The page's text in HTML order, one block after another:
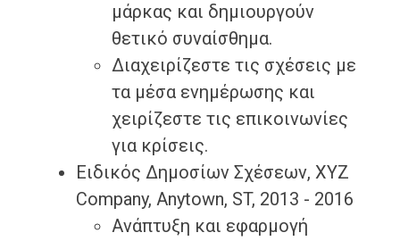
μάρκας και δημιουργούν
θετικό συναίσθημα.
Διαχειρίζεστε τις σχέσεις με
τα μέσα ενημέρωσης και
χειρίζεστε τις επικοινωνίες
για κρίσεις.
Ειδικός Δημοσίων Σχέσεων, XYZ
Company, Anytown, ST, 2013 - 2016
Ανάπτυξη και εφαρμογή